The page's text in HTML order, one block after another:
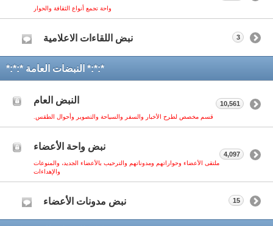
واحة تجمع أنواع الثقافة والحوار
نبض اللقاءات الاعلامية 3
*:*:* النبضات العامة *:*:*
النبض العام
قسم مخصص لطرح الأخبار والسفر والسياحة والتصوير وأحوال الطقس.
10,561
نبض واحة الأعضاء
ملتقى الأعضاء وحواراتهم ومدوناتهم والترحيب بالأعضاء الجديد، والمنوعات
والإهداءات
4,097
نبض مدونات الأعضاء 15